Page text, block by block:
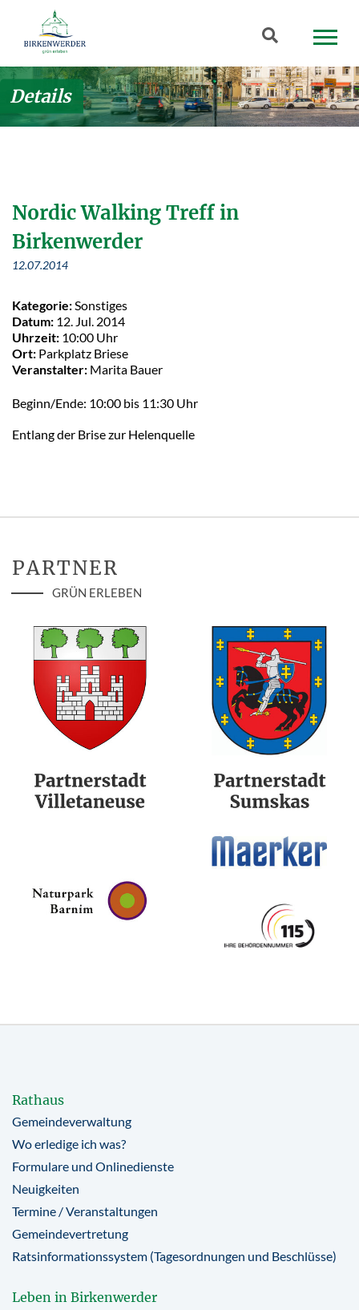
Zum Hauptinhalt springen
Suchbegriff
Details
Nordic Walking Treff in
Birkenwerder
12.07.2014
Kategorie: Sonstiges
Datum: 12. Jul. 2014
Uhrzeit: 10:00 Uhr
Ort: Parkplatz Briese
Veranstalter: Marita Bauer
Beginn/Ende: 10:00 bis 11:30 Uhr
Entlang der Brise zur Helenquelle
PARTNER
GRÜN ERLEBEN
Rathaus
Gemeindeverwaltung
Wo erledige ich was?
Formulare und Onlinedienste
Neuigkeiten
Termine / Veranstaltungen
Gemeindevertretung
Ratsinformationssystem (Tagesordnungen und Beschlüsse)
Leben in Birkenwerder